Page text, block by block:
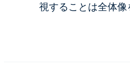
視することは全体